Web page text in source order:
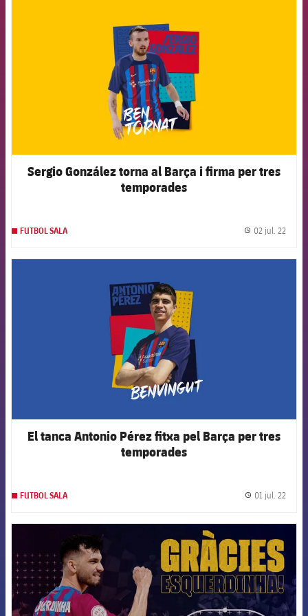
Sergio González torna al Barça i firma per tres
temporades
FUTBOL SALA 02 jul. 22
El tanca Antonio Pérez fitxa pel Barça per tres
temporades
FUTBOL SALA 01 jul. 22
FCB Barcelona badge